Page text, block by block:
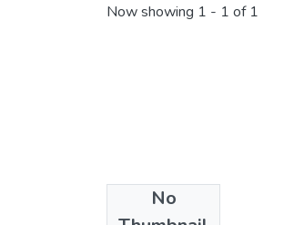
Now showing 1 - 1 of 1
No
Collections